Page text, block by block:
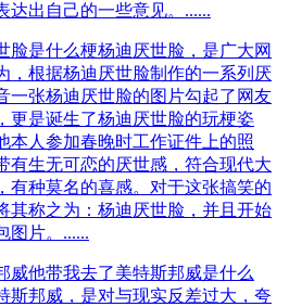
达出自己的一些意见。......
脸是什么梗杨迪厌世脸，是广大网
，根据杨迪厌世脸制作的一系列厌
一张杨迪厌世脸的图片勾起了网友
更是诞生了杨迪厌世脸的玩梗姿
本人参加春晚时工作证件上的照
有生无可恋的厌世感，符合现代大
有种莫名的喜感。对于这张搞笑的
其称之为：杨迪厌世脸，并且开始
图片。......
威他带我去了美特斯邦威是什么
斯邦威，是对与现实反差过大，夸